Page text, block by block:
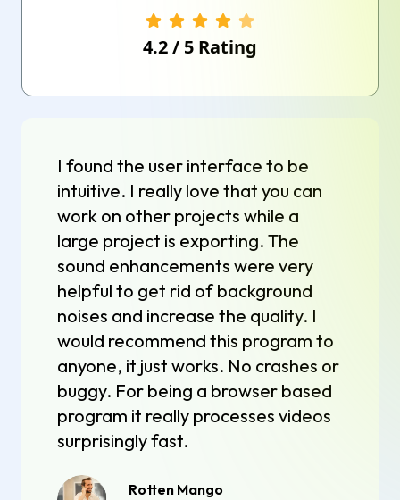
4.2/ 5 Rating
I found the user interface to be
intuitive. I really love that you can
work on other projects while a
large project is exporting. The
sound enhancements were very
helpful to get rid of background
noises and increase the quality. I
would recommend this program to
anyone, it just works. No crashes or
buggy. For being a browser based
program it really processes videos
surprisingly fast.
Rotten Mango